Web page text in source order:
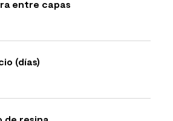
entre capas
(días)